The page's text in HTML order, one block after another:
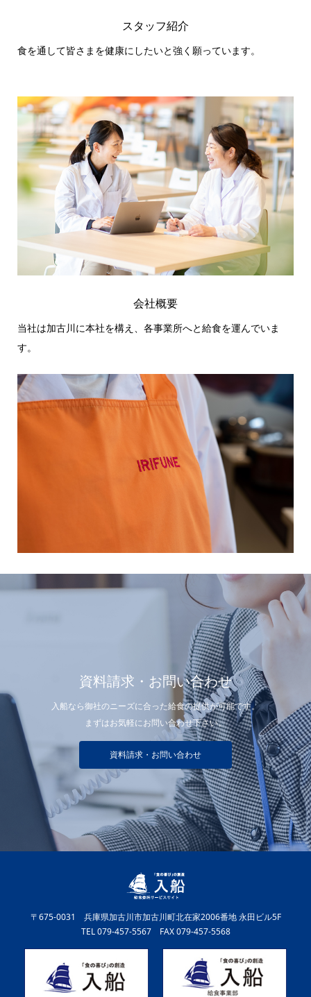
スタッフ紹介
食を通して皆さまを健康にしたいと強く願っています。
会社概要
当社は加古川に本社を構え、各事業所へと給食を運んでいま
す。
資料請求・お問い合わせ
入船なら御社のニーズに合った給食の提供が可能です。
まずはお気軽にお問い合わせ下さい。
資料請求・お問い合わせ
〒675-0031 兵庫県加古川市加古川町北在家2006番地 永田ビル5F
TEL 079-457-5567 FAX 079-457-5568